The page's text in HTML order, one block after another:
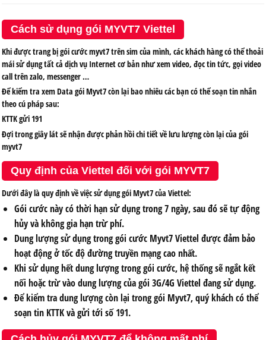
Cách sử dụng gói MYVT7 Viettel
Khi được trang bị gói cước myvt7 trên sim của mình, các khách hàng có thể thoải
mái sử dụng tất cả dịch vụ Internet cơ bản như xem video, đọc tin tức, gọi video
call trên zalo, messenger …
Để kiểm tra xem Data gói Myvt7 còn lại bao nhiêu các bạn có thể soạn tin nhắn
theo cú pháp sau:
KTTK gửi 191
Đợi trong giây lát sẽ nhận được phản hồi chi tiết về lưu lượng còn lại của gói
myvt7
Quy định của Viettel đối với gói MYVT7
Dưới đây là quy định về việc sử dụng gói Myvt7 của Viettel:
Gói cước này có thời hạn sử dụng trong 7 ngày, sau đó sẽ tự động
hủy và không gia hạn trừ phí.
Dung lượng sử dụng trong gói cước Myvt7 Viettel được đảm bảo
hoạt động ở tốc độ đường truyền mạng cao nhất.
Khi sử dụng hết dung lượng trong gói cước, hệ thống sẽ ngắt kết
nối hoặc trừ vào dung lượng của gói 3G/4G Viettel đang sử dụng.
Để kiểm tra dung lượng còn lại trong gói Myvt7, quý khách có thể
soạn tin KTTK và gửi tới số 191.